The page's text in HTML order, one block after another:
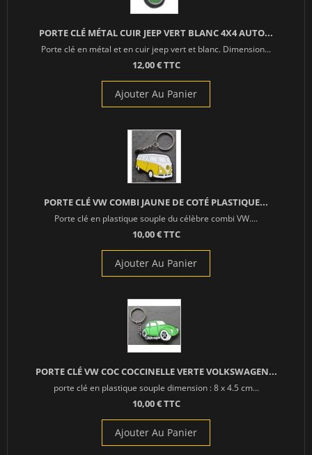
PORTE CLÉ MÉTAL CUIR JEEP VERT BLANC 4X4 AUTO...
Porte clé en métal et en cuir jeep vert et blanc. Dimension...
12,00 € TTC
Ajouter Au Panier
PORTE CLÉ VW COMBI JAUNE DE COTÉ PLASTIQUE...
Porte clé en plastique souple du célèbre combi VW....
10,00 € TTC
Ajouter Au Panier
PORTE CLÉ VW COC COCCINELLE VERTE VOLKSWAGEN...
porte clé en plastique souple dimension : 8 x 4.5 cm...
10,00 € TTC
Ajouter Au Panier